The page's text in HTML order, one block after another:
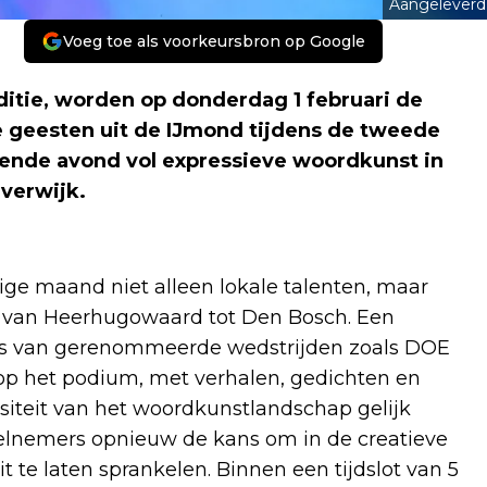
Aangeleverd
Voeg toe als voorkeursbron op Google
worden op donderdag 1 februari de
uit de IJmond tijdens de tweede
avond vol expressieve woordkunst in
maand niet alleen lokale talenten, maar
Heerhugowaard tot Den Bosch. Een
gerenommeerde wedstrijden zoals DOE
het podium, met verhalen, gedichten en
van het woordkunstlandschap gelijk
opnieuw de kans om in de creatieve
te laten sprankelen. Binnen een tijdslot van 5